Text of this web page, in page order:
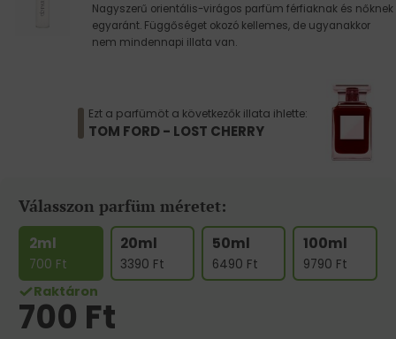
Nagyszerű orientális-virágos parfüm férfiaknak és nőknek
egyaránt. Függőséget okozó kellemes, de ugyanakkor
nem mindennapi illata van.
Ezt a parfümöt a következők illata ihlette:
TOM FORD - LOST CHERRY
Válasszon parfüm méretet:
2ml
700 Ft
20ml
3390 Ft
50ml
6490 Ft
100ml
9790 Ft
Raktáron
700 Ft